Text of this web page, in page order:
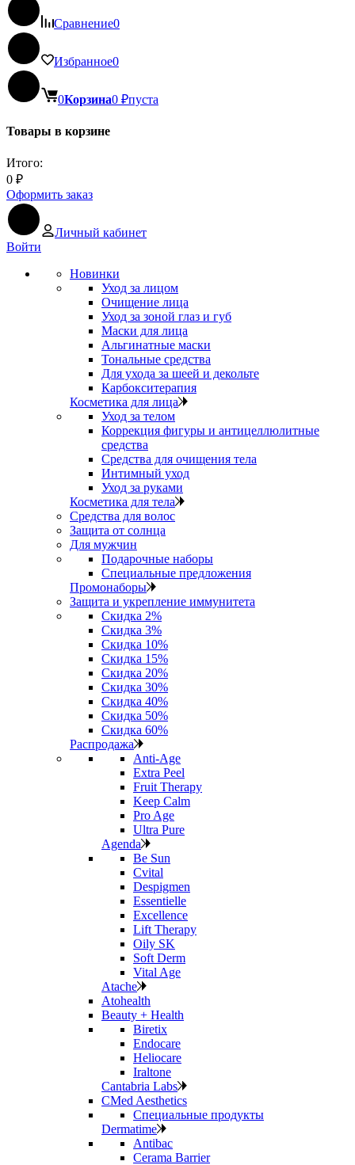
Сравнение0
Избранное0
0Корзина0 ₽пуста
Товары в корзине
Итого:
0 ₽
Оформить заказ
Личный кабинет
Войти
Новинки
Уход за лицом
Очищение лица
Уход за зоной глаз и губ
Маски для лица
Альгинатные маски
Тональные средства
Для ухода за шеей и декольте
Карбокситерапия
Косметика для лица
Уход за телом
Коррекция фигуры и антицеллюлитные
средства
Средства для очищения тела
Интимный уход
Уход за руками
Косметика для тела
Средства для волос
Защита от солнца
Для мужчин
Подарочные наборы
Специальные предложения
Промонаборы
Защита и укрепление иммунитета
Скидка 2%
Скидка 3%
Скидка 10%
Скидка 15%
Скидка 20%
Скидка 30%
Скидка 40%
Скидка 50%
Скидка 60%
Распродажа
Anti‑Age
Extra Peel
Fruit Therapy
Keep Calm
Pro Age
Ultra Pure
Agenda
Be Sun
Cvital
Despigmen
Essentielle
Excellence
Lift Therapy
Oily SK
Soft Derm
Vital Age
Atache
Atohealth
Beauty + Health
Biretix
Endocare
Heliocare
Iraltone
Cantabria Labs
CMed Aesthetics
Специальные продукты
Dermatime
Antibac
Cerama Barrier